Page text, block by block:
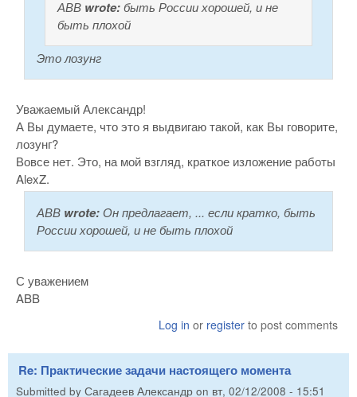
АВВ wrote:быть России хорошей, и не
быть плохой
Это лозунг
Уважаемый Александр!
А Вы думаете, что это я выдвигаю такой, как Вы говорите,
лозунг?
Вовсе нет. Это, на мой взгляд, краткое изложение работы
AlexZ.
АВВ wrote:Он предлагает, ... если кратко, быть
России хорошей, и не быть плохой
С уважением
ABB
Log in or register to post comments
Re: Практические задачи настоящего момента
Submitted by Сагадеев Александр on вт, 02/12/2008 - 15:51